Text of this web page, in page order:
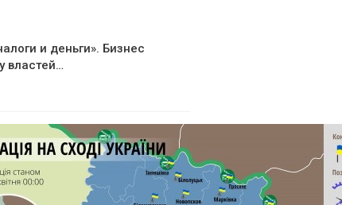
и деньги». Бизнес
властей…